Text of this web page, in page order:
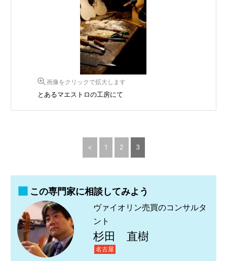
画像をクリックで拡大します
とあるマエストロの工房にて
< 1 2 3
この専門家に相談してみよう
ヴァイオリン売買のコンサルタ
ント
杉田 直樹
名古屋